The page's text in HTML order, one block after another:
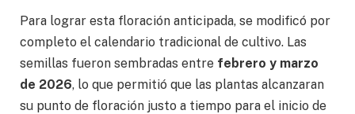
Para lograr esta floración anticipada, se modificó por
completo el calendario tradicional de cultivo. Las
semillas fueron sembradas entre febrero y marzo
de 2026, lo que permitió que las plantas alcanzaran
su punto de floración justo a tiempo para el inicio de